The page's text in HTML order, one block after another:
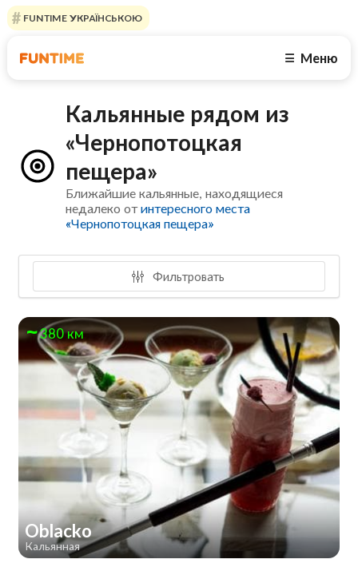
FUNTIME УКРАЇНСЬКОЮ
☰ Меню
Кальянные рядом из
«Чернопотоцкая
пещера»
Ближайшие кальянные, находящиеся
недалеко отинтересного места
«Чернопотоцкая пещера»
Фильтровать
380 км
Oblacko
Кальянная